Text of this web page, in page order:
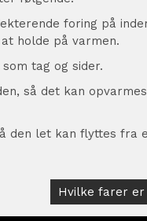
foring på
holde på varmen.
tag og sider.
så det kan
den let kan flyttes fra
Hvilke farer er